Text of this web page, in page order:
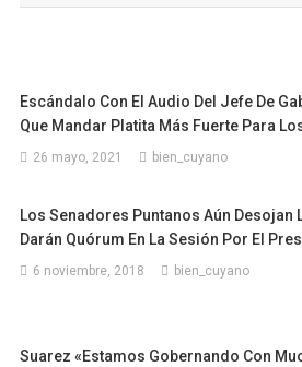
Escándalo Con El Audio Del Jefe De
Que Mandar Platita Más Fuerte Para
26 mayo, 2021 bien_cuyano
Los Senadores Puntanos Aún Desojan
Darán Quórum En La Sesión Por El
6 noviembre, 2018 bien_cuyano
Suarez «Estamos Gobernando Con